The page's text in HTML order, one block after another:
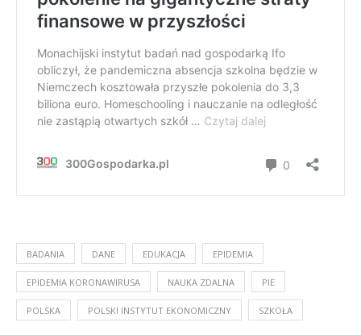
BADANIA DANE EDUKACJA EPIDEMIA
EPIDEMIA KORONAWIRUSA NAUKA ZDALNA PIE
POLSKA POLSKI INSTYTUT EKONOMICZNY SZKOŁA